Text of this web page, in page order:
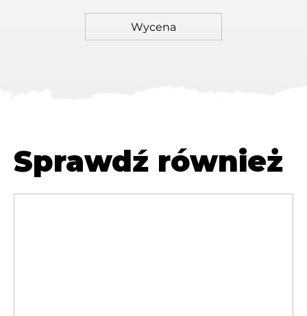
Sprawdź również